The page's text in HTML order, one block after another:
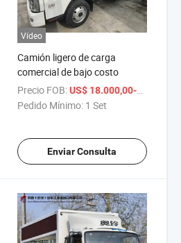
/ Set
Vídeo
Camión ligero de carga
comercial de bajo costo
Precio FOB: US$ 18.000,00-28.000,00
Pedido Mínimo: 1 Set
Enviar Consulta